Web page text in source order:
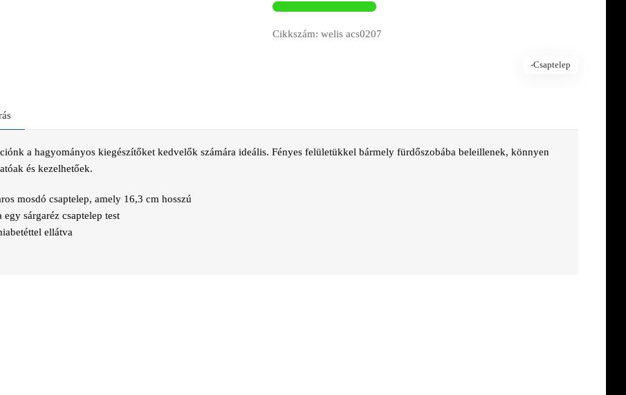
Cikkszám: welis acs0207
-Csaptelep
a hagyományos kiegészítőket kedvelők számára ideális. Fényes felületükkel bármely fürdőszobába beleillenek, könnyen
és kezelhetőek.
mosdó csaptelep, amely 16,3 cm hosszú
egy sárgaréz csaptelep test
ellátva